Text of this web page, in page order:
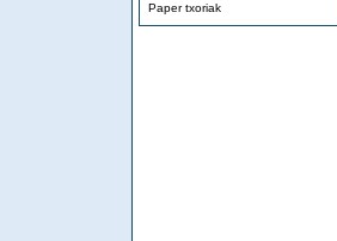
Paper txoriak